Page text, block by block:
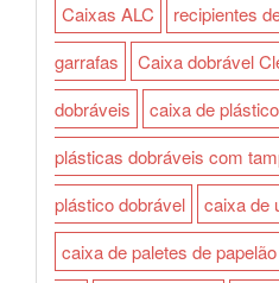
Caixas ALC recipientes
garrafas
Caixa dobrável
dobráveis
caixa de
plásticas dobráveis com
plástico dobrável
caixa de
caixa de paletes de